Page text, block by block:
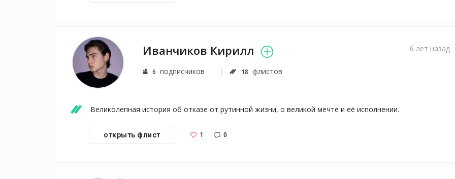
Иванчиков Кирилл
6 подписчиков 18 флистов
6 лет назад
Великолепная история об отказе от рутинной жизни, о великой мечте и её исполнении.
открыть флист 1 0